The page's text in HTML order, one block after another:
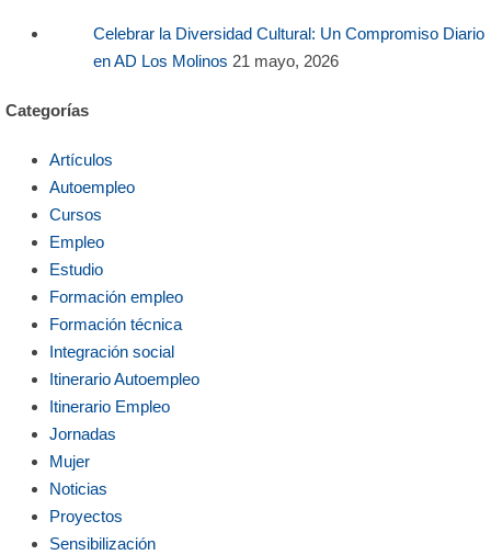
Celebrar la Diversidad Cultural: Un Compromiso Diario
en AD Los Molinos 21 mayo, 2026
Categorías
Artículos
Autoempleo
Cursos
Empleo
Estudio
Formación empleo
Formación técnica
Integración social
Itinerario Autoempleo
Itinerario Empleo
Jornadas
Mujer
Noticias
Proyectos
Sensibilización